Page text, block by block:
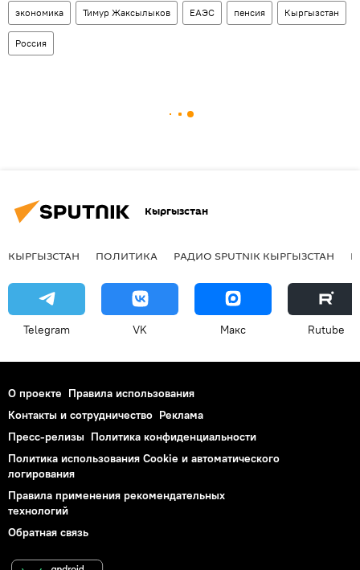
экономика Тимур Жаксылыков ЕАЭС пенсия Кыргызстан
Россия
Кыргызстан
КЫРГЫЗСТАН ПОЛИТИКА РАДИО SPUTNIK КЫРГЫЗСТАН
Telegram VK Макс Rutube
О проекте Правила использования
Контакты и сотрудничество Реклама
Пресс-релизы Политика конфиденциальности
Политика использования Cookie и автоматического
логирования
Правила применения рекомендательных
технологий
Обратная связь